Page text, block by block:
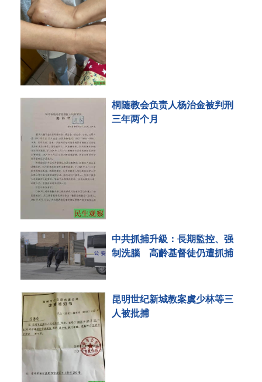
桐随教会负责人杨治金被判刑
三年两个月
中共抓捕升級：長期監控、强
制洗腦 高齡基督徒仍遭抓捕
昆明世纪新城教案虞少林等三
人被批捕